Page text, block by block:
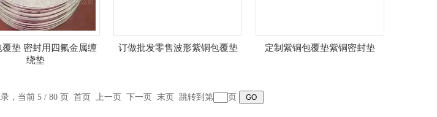
覆垫 密封用四氟金属缠
绕垫
订做批发零售波形紫铜包覆垫 定制紫铜包覆垫紫铜密封垫
，当前 5 / 80 页 首页 上一页 下一页 末页 跳转到第 页